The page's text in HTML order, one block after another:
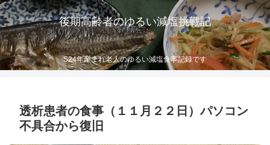
後期高齢者のゆるい減塩挑戦記
S24年産まれ老人のゆるい減塩食事記録です
透析患者の食事（１１月２２日）パソコン
不具合から復旧